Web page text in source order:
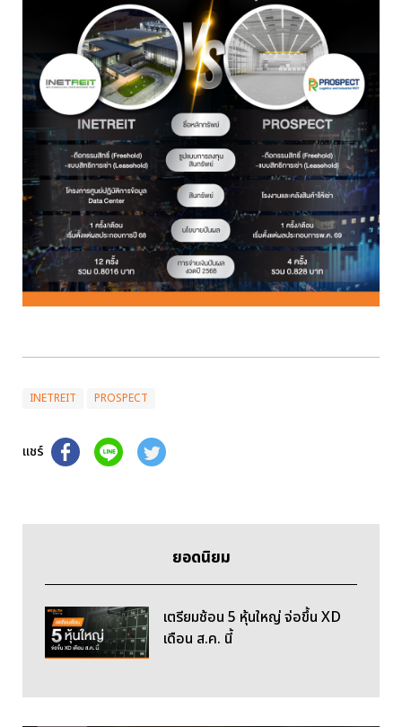
INETREIT PROSPECT
แชร์
ยอดนิยม
เตรียมช้อน 5 หุ้นใหญ่ จ่อขึ้น XD
เดือน ส.ค. นี้